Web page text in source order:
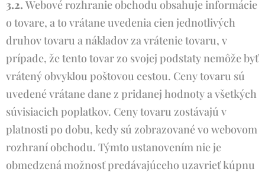
3.2. Webové rozhranie obchodu obsahuje informácie
o tovare, a to vrátane uvedenia cien jednotlivých
druhov tovaru a nákladov za vrátenie tovaru, v
prípade, že tento tovar zo svojej podstaty nemôže byť
vrátený obvyklou poštovou cestou. Ceny tovaru sú
uvedené vrátane dane z pridanej hodnoty a všetkých
súvisiacich poplatkov. Ceny tovaru zostávajú v
platnosti po dobu, kedy sú zobrazované vo webovom
rozhraní obchodu. Týmto ustanovením nie je
obmedzená možnosť predávajúceho uzavrieť kúpnu